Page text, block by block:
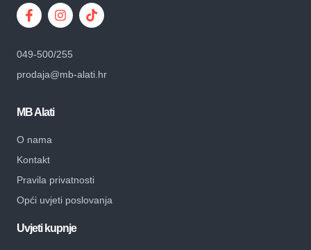
049-500/255
prodaja@mb-alati.hr
MB Alati
O nama
Kontakt
Pravila privatnosti
Opći uvjeti poslovanja
Uvjeti kupnje